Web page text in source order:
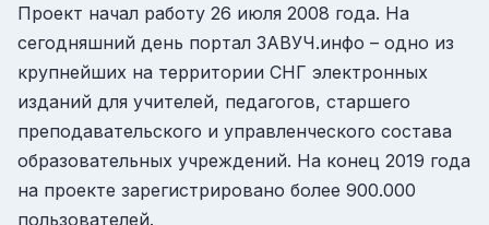
Проект начал работу 26 июля 2008 года. На
сегодняшний день портал ЗАВУЧ.инфо – одно из
крупнейших на территории СНГ электронных
изданий для учителей, педагогов, старшего
преподавательского и управленческого состава
образовательных учреждений. На конец 2019 года
на проекте зарегистрировано более 900.000
пользователей.